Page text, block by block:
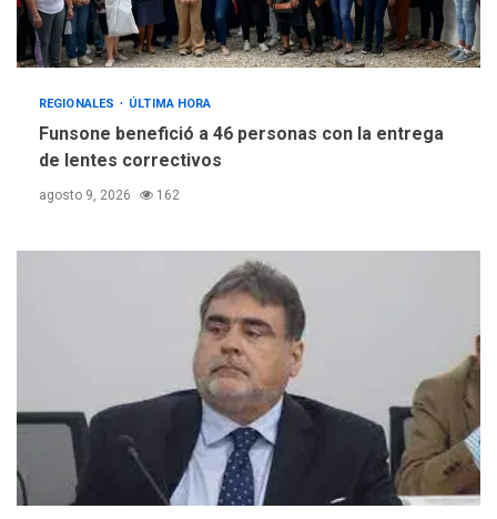
REGIONALES ÚLTIMA HORA
Funsone benefició a 46 personas con la entrega
de lentes correctivos
agosto 9, 2026 162